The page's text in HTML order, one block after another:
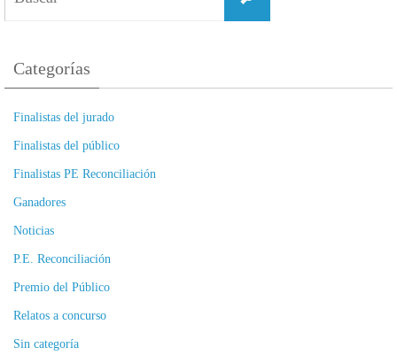
Categorías
Finalistas del jurado
Finalistas del público
Finalistas PE Reconciliación
Ganadores
Noticias
P.E. Reconciliación
Premio del Público
Relatos a concurso
Sin categoría